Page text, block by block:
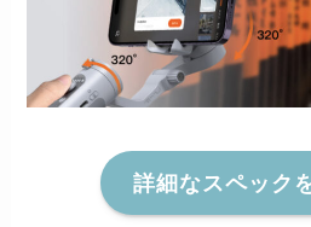
詳細なスペック